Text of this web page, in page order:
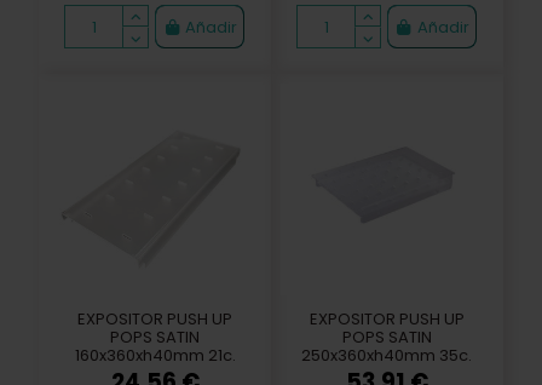
Añadir Añadir
EXPOSITOR PUSH UP
POPS SATIN
160x360xh40mm 21c.
EXPOSITOR PUSH UP
POPS SATIN
250x360xh40mm 35c.